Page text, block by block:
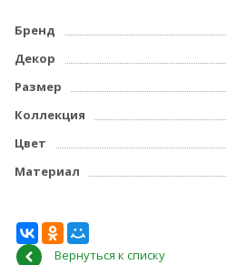
Бренд
Декор
Размер
Коллекция
Цвет
Материал
Вернуться к списку